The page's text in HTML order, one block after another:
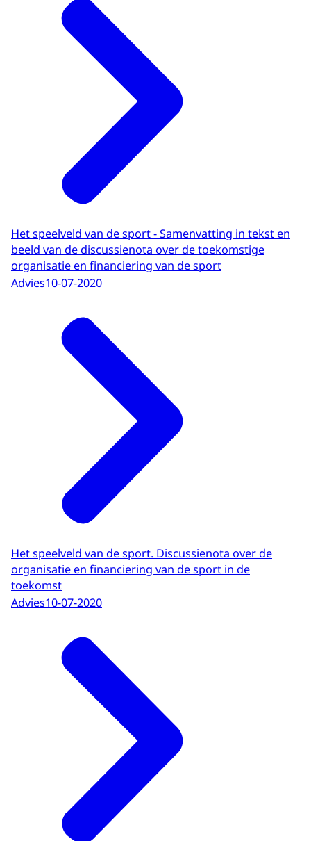
Het speelveld van de sport - Samenvatting in tekst en
beeld van de discussienota over de toekomstige
organisatie en financiering van de sport
Advies10-07-2020
Het speelveld van de sport. Discussienota over de
organisatie en financiering van de sport in de
toekomst
Advies10-07-2020